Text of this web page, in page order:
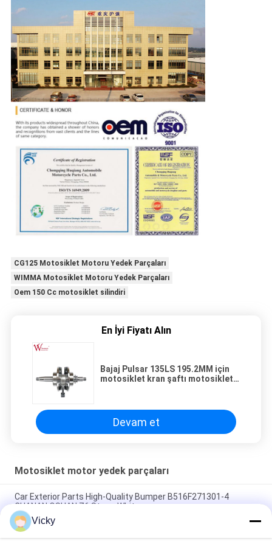
CG125 Motosiklet Motoru Yedek Parçaları
WIMMA Motosiklet Motoru Yedek Parçaları
Oem 150 Cc motosiklet silindiri
En İyi Fiyatı Alın
Bajaj Pulsar 135LS 195.2MM için
motosiklet kran şaftı motosiklet
Devam et
Motosiklet motor yedek parçaları
Car Exterior Parts High-Quality Bumper B516F271301-4
CHANAN OSHAN​ Z6 Starry White
Honda EX5 motoru yedek parçaları yüksek performanslı ucuz
toptan
Vicky